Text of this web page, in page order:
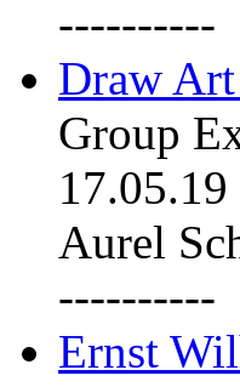
----------
Draw
Group
17.05.19
Aurel
----------
Ernst